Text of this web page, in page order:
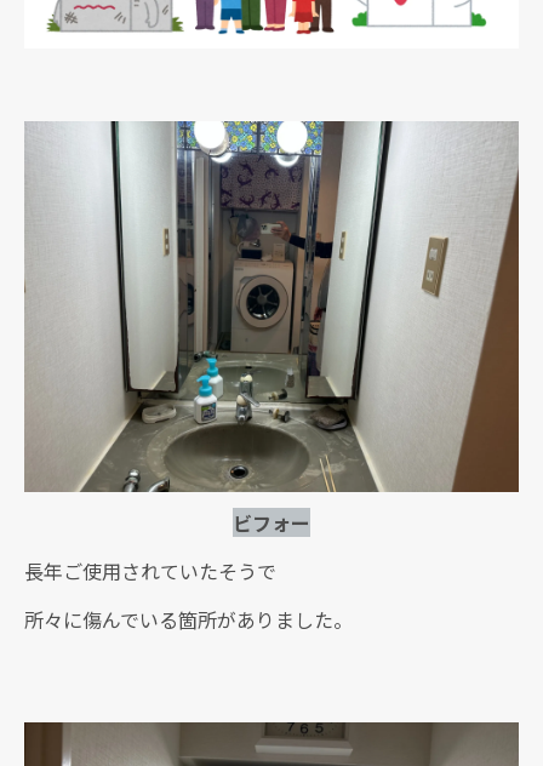
ビフォー
長年ご使用されていたそうで
所々に傷んでいる箇所がありました。